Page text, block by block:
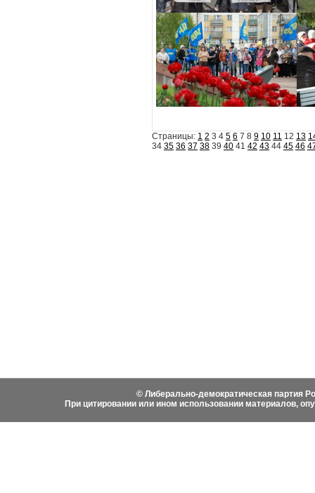
Страницы: 1 2 3 4 5 6 7 8 9 10 11 12 13
34 35 36 37 38 39 40 41 42 43 44 45 46
© Либерально-демократическая партия
При цитировании или ином использовании материалов,